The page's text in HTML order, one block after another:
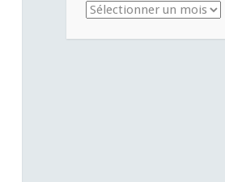
Archives